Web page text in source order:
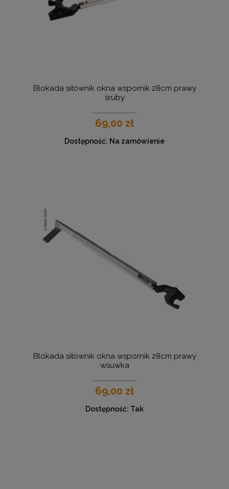
Blokada siłownik okna wspornik 28cm prawy
śruby
69,00 zł
Dostępność: Na zamówienie
Blokada siłownik okna wspornik 28cm prawy
wsuwka
69,00 zł
Dostępność: Tak